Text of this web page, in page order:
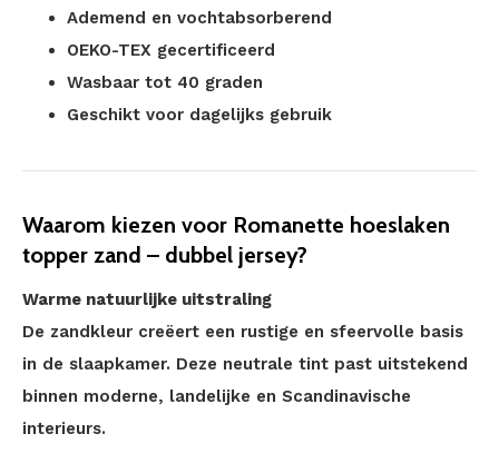
Ademend en vochtabsorberend
OEKO-TEX gecertificeerd
Wasbaar tot 40 graden
Geschikt voor dagelijks gebruik
Waarom kiezen voor Romanette hoeslaken
topper zand – dubbel jersey?
Warme natuurlijke uitstraling
De zandkleur creëert een rustige en sfeervolle basis
in de slaapkamer. Deze neutrale tint past uitstekend
binnen moderne, landelijke en Scandinavische
interieurs.